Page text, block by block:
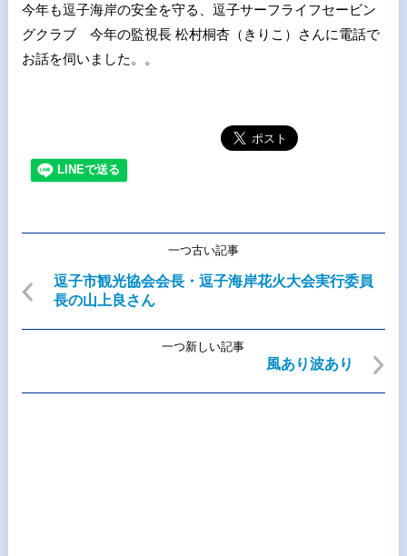
今年も逗子海岸の安全を守る、逗子サーフライフセービン
グクラブ 今年の監視長 松村桐杏（きりこ）さんに電話で
お話を伺いました。。
一つ古い記事
逗子市観光協会会長・逗子海岸花火大会実行委員
長の山上良さん
一つ新しい記事
風あり波あり